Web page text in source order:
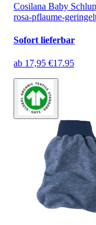
Cosilana Baby
rosa-pflaume-
Sofort lieferbar
ab 17,95 €17.95